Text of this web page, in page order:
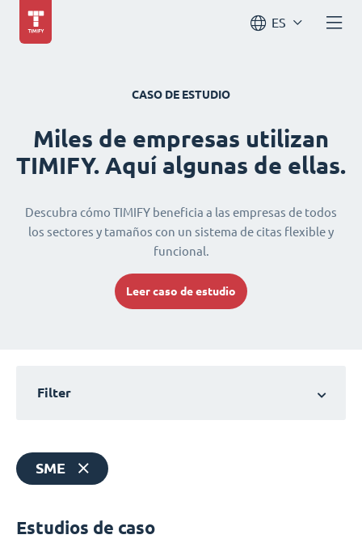
ES
CASO DE ESTUDIO
Miles de empresas utilizan
TIMIFY. Aquí algunas de ellas.
Descubra cómo TIMIFY beneficia a las empresas de todos
los sectores y tamaños con un sistema de citas flexible y
funcional.
Leer caso de estudio
Filter
SME
Estudios de caso